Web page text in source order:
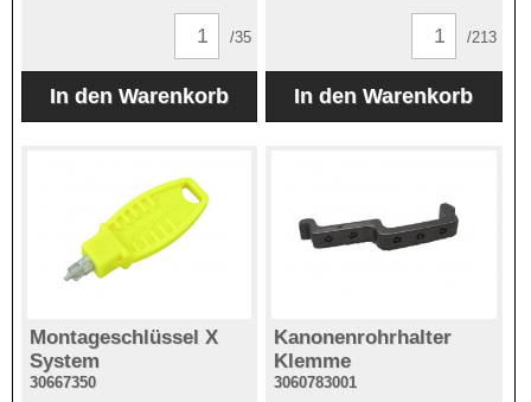
/35 /213
Montageschlüssel X
System
30667350
Kanonenrohrhalter
Klemme
3060783001